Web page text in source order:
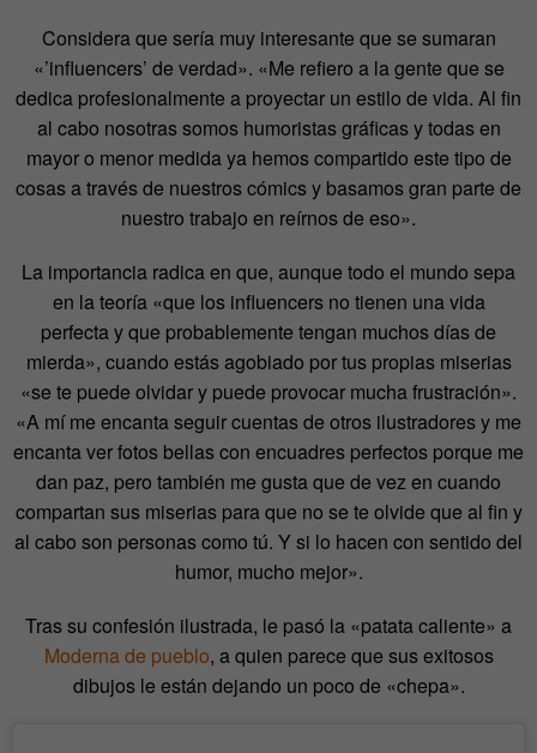
Considera que sería muy interesante que se sumaran
«’influencers’ de verdad». «Me refiero a la gente que se
dedica profesionalmente a proyectar un estilo de vida. Al fin
al cabo nosotras somos humoristas gráficas y todas en
mayor o menor medida ya hemos compartido este tipo de
cosas a través de nuestros cómics y basamos gran parte de
nuestro trabajo en reírnos de eso».
La importancia radica en que, aunque todo el mundo sepa
en la teoría «que los influencers no tienen una vida
perfecta y que probablemente tengan muchos días de
mierda», cuando estás agobiado por tus propias miserias
«se te puede olvidar y puede provocar mucha frustración».
«A mí me encanta seguir cuentas de otros ilustradores y me
encanta ver fotos bellas con encuadres perfectos porque me
dan paz, pero también me gusta que de vez en cuando
compartan sus miserias para que no se te olvide que al fin y
al cabo son personas como tú. Y si lo hacen con sentido del
humor, mucho mejor».
Tras su confesión ilustrada, le pasó la «patata caliente» a
Moderna de pueblo, a quien parece que sus exitosos
dibujos le están dejando un poco de «chepa».